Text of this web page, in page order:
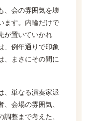
、会の雰囲気を壊
ます。内輪だけで
が置いていかれ
、例年通りで印象
、まさにその間に
、単なる演奏家派
会場の雰囲気、
整まで考えた、